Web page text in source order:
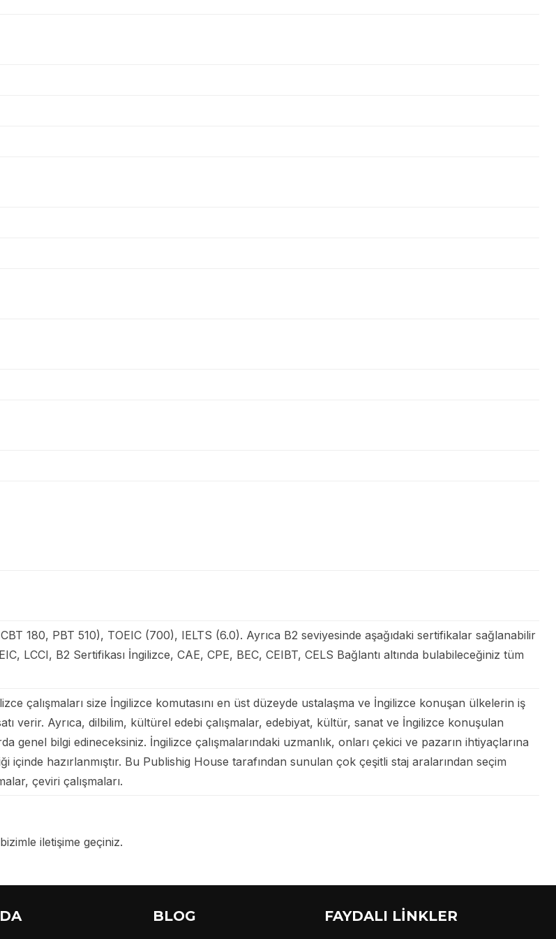
180, PBT 510), TOEIC (700), IELTS (6.0). Ayrıca B2 seviyesinde aşağıdaki sertifikalar sağlanabilir
LCCI, B2 Sertifikası İngilizce, CAE, CPE, BEC, CEIBT, CELS Bağlantı altında bulabileceğiniz tüm
çalışmaları size İngilizce komutasını en üst düzeyde ustalaşma ve İngilizce konuşan ülkelerin iş
verir. Ayrıca, dilbilim, kültürel edebi çalışmalar, edebiyat, kültür, sanat ve İngilizce konuşulan
genel bilgi edineceksiniz. İngilizce çalışmalarındaki uzmanlık, onları çekici ve pazarın ihtiyaçlarına
hazırlanmıştır. Bu Publishig House tarafından sunulan çok çeşitli staj aralarından seçim
çeviri çalışmaları.
iletişime geçiniz.
BLOG FAYDALI LİNKLER